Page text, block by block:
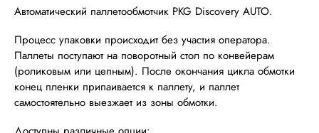
Автоматический паллетообмотчик PKG Discovery AUTO.
Процесс упаковки происходит без участия оператора.
Паллеты поступают на поворотный стол по конвейерам
(роликовым или цепным). После окончания цикла обмотки
конец пленки припаивается к паллету, и паллет
самостоятельно выезжает из зоны обмотки.